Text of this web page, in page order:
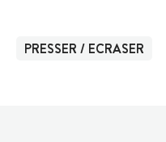
PRESSER / ECRASER